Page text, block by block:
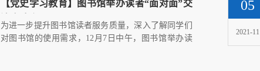
【党史学习教育】图书馆举办读者“面对面”交
​为进一步提升图书馆读者服务质量，深入了解同学们
对图书馆的使用需求，12月7日中午，图书馆举办读
05
2021-11